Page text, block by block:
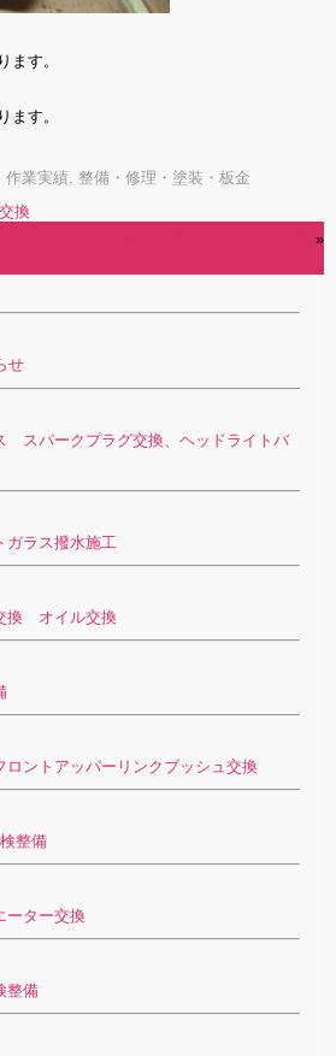
ます。
ます。
作業実績, 整備・修理・塗装・板金
換
»
せ
スパークプラグ交換、ヘッドライトバ
ラス撥水施工
オイル交換
ントアッパーリンクブッシュ交換
整備
ター交換
整備